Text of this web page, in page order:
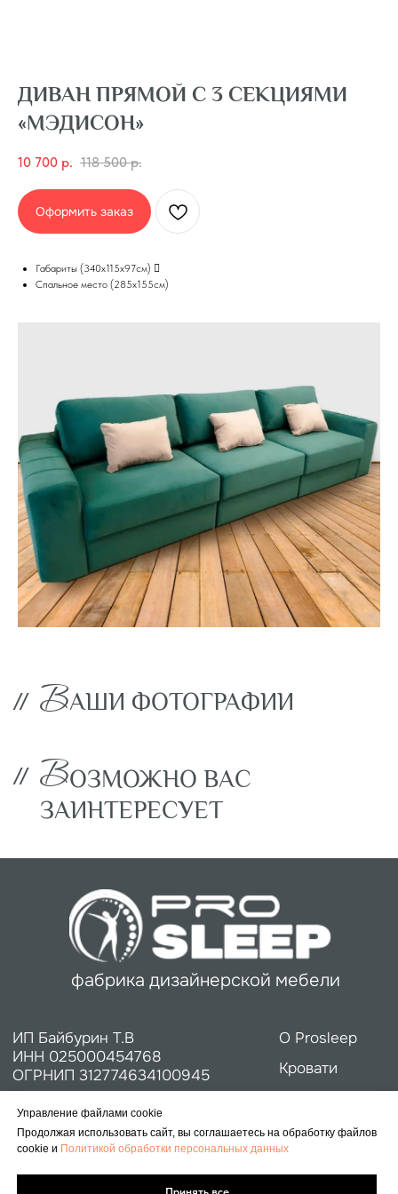
ДИВАН ПРЯМОЙ С 3 СЕКЦИЯМИ
«МЭДИСОН»
10 700 р. 118 500 р.
Оформить заказ
Габариты (340х115х97см) 
Спальное место (285х155см)
В АШИ ФОТОГРАФИИ
//
В
ЗАИНТЕРЕСУЕТ
ОЗМОЖНО ВАС
//
Политика конфиденциальности
ОГРНИП 312774634100945
discontcentrmebel@mail.ru
фабрика дизайнерской мебели
Диваны
Матрасы
Управление файлами cookie
Продолжая использовать сайт, вы соглашаетесь на обработку файлов
cookie и Политикой обработки персональных данных